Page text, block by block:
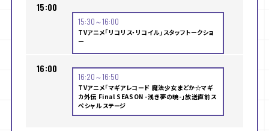
15:00
15:30～16:00
TVアニメ「リコリス・リコイル」スタッフトークショ
ー
16:00
16:20～16:50
TVアニメ「マギアレコード 魔法少女まどか☆マギ
カ外伝 Final SEASON -浅き夢の暁-」放送直前ス
ペシャルステージ